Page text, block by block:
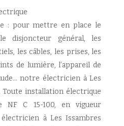
: pour mettre en place le
disjoncteur général, les
les câbles, les prises, les
de lumière, l’appareil de
notre électricien à Les
installation électrique
C 15-100, en vigueur
à Les Issambres